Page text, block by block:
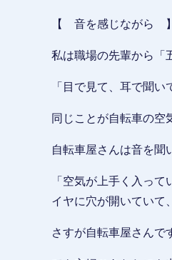
【 音を感じながら 】
私は職場の先輩から「
「目で見て、耳で聞
同じことが自転車の空
自転車屋さんは音を聞
「空気が上手く入っ
イヤに穴が開いていて
さすが自転車屋さんで